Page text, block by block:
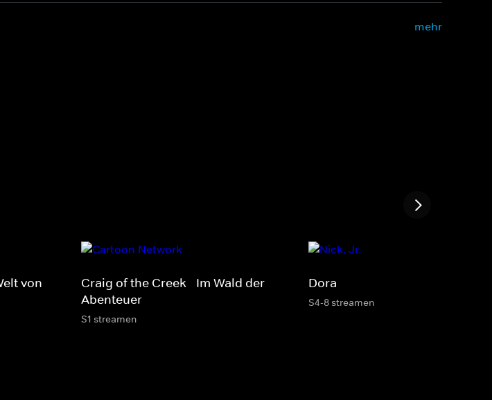
mehr
von
Craig of the Creek - Im Wald der
Abenteuer
S1 streamen
Dora
S4-8 streamen